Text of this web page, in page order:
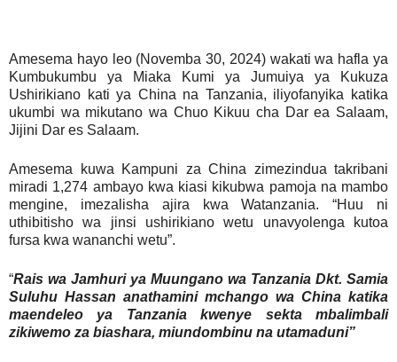
Amesema hayo leo (Novemba 30, 2024) wakati wa hafla ya
Kumbukumbu ya Miaka Kumi ya Jumuiya ya Kukuza
Ushirikiano kati ya China na Tanzania, iliyofanyika katika
ukumbi wa mikutano wa Chuo Kikuu cha Dar ea Salaam,
Jijini Dar es Salaam.
Amesema kuwa Kampuni za China zimezindua takribani
miradi 1,274 ambayo kwa kiasi kikubwa pamoja na mambo
mengine, imezalisha ajira kwa Watanzania. “Huu ni
uthibitisho wa jinsi ushirikiano wetu unavyolenga kutoa
fursa kwa wananchi wetu”.
“Rais wa Jamhuri ya Muungano wa Tanzania Dkt. Samia
Suluhu Hassan anathamini mchango wa China katika
maendeleo ya Tanzania kwenye sekta mbalimbali
zikiwemo za biashara, miundombinu na utamaduni”